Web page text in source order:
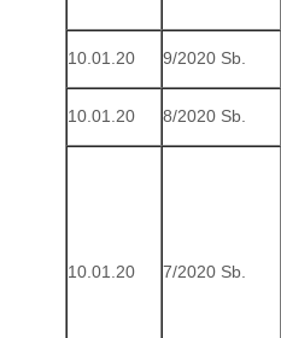
10.01.20 9/2020 Sb.
10.01.20 8/2020 Sb.
10.01.20 7/2020 Sb.